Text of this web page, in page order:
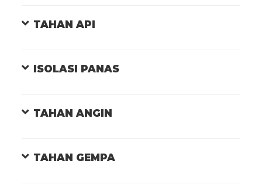
TAHAN API
ISOLASI PANAS
TAHAN ANGIN
TAHAN GEMPA